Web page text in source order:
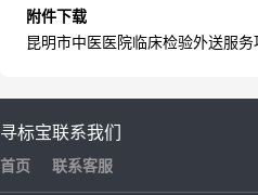
附件下载
昆明市中医医院临床检验外送服
寻标宝
首页
联系我们
联系客服